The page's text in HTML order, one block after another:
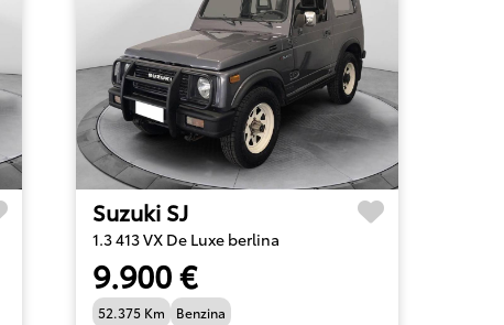
Suzuki SJ
1.3 413 VX De Luxe berlina
9.900 €
52.375 Km Benzina